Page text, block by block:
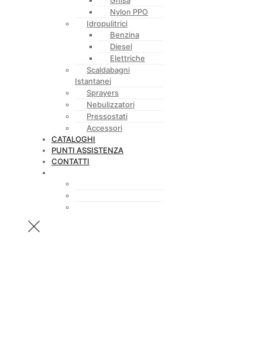
Nylon PPO
Idropulitrici
Benzina
Diesel
Elettriche
Scaldabagni
Istantanei
Sprayers
Nebulizzatori
Pressostati
Accessori
CATALOGHI
PUNTI ASSISTENZA
CONTATTI